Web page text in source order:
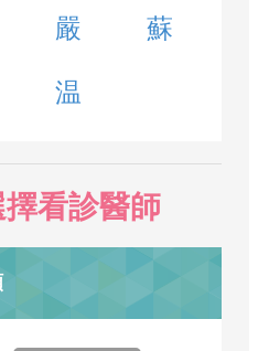
嚴 蘇
温
看診醫師